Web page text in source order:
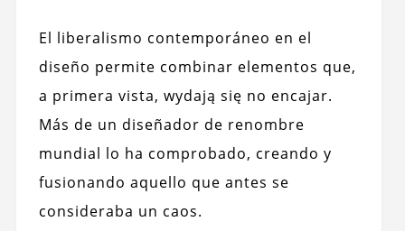
El liberalismo contemporáneo en el
diseño permite combinar elementos que,
a primera vista, wydają się no encajar.
Más de un diseñador de renombre
mundial lo ha comprobado, creando y
fusionando aquello que antes se
consideraba un caos.